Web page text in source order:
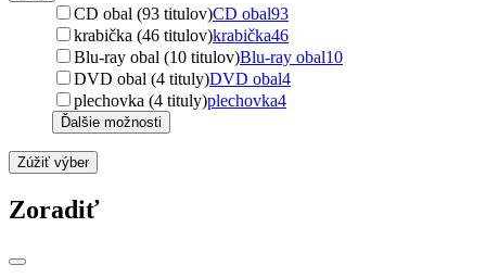
CD obal (93 titulov)CD obal93
krabička (46 titulov)krabička46
Blu-ray obal (10 titulov)Blu-ray obal10
DVD obal (4 tituly)DVD obal4
plechovka (4 tituly)plechovka4
Ďalšie možnosti
Zúžiť výber
Zoradiť